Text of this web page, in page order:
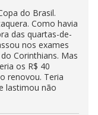
do Brasil.
Como havia
das quartas-de-
nos exames
Corinthians. Mas
os R$ 40
renovou. Teria
lastimou não